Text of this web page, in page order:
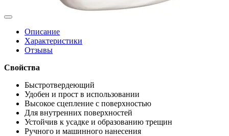
Описание
Характеристики
Отзывы
Свойства
Быстротвердеющий
Удобен и прост в использовании
Высокое сцепление с поверхностью
Для внутренних поверхностей
Устойчив к усадке и образованию трещин
Ручного и машинного нанесения